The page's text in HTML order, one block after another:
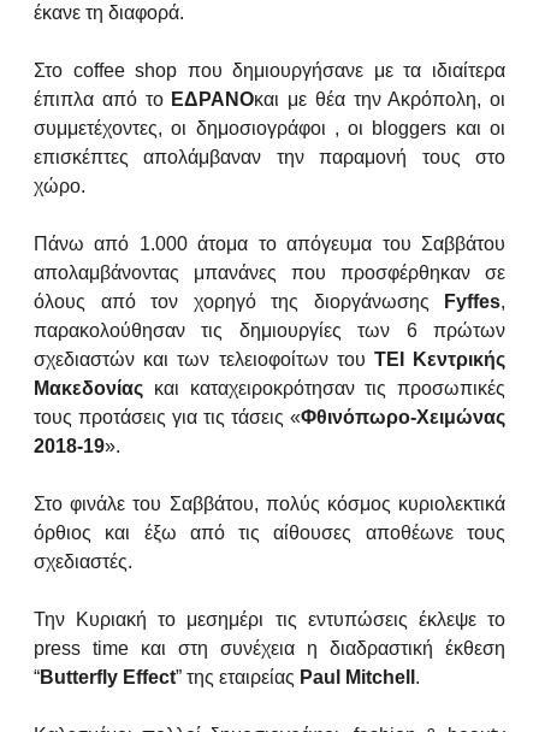
έκανε τη διαφορά.
Στο coffee shop που δημιουργήσανε με τα ιδιαίτερα
έπιπλα από το ΕΔΡΑΝΟκαι με θέα την Ακρόπολη, οι
συμμετέχοντες, οι δημοσιογράφοι , οι bloggers και οι
επισκέπτες απολάμβαναν την παραμονή τους στο
χώρο.
Πάνω από 1.000 άτομα το απόγευμα του Σαββάτου
απολαμβάνοντας μπανάνες που προσφέρθηκαν σε
όλους από τον χορηγό της διοργάνωσης
Fyffes,
παρακολούθησαν τις δημιουργίες των 6 πρώτων
σχεδιαστών και των τελειοφοίτων του ΤΕΙ Κεντρικής
Μακεδονίας και καταχειροκρότησαν τις προσωπικές
τους προτάσεις για τις τάσεις «Φθινόπωρο-Χειμώνας
2018-19».
Στο φινάλε του Σαββάτου, πολύς κόσμος κυριολεκτικά
όρθιος και έξω από τις αίθουσες αποθέωνε τους
σχεδιαστές.
Την Κυριακή το μεσημέρι τις εντυπώσεις έκλεψε το
press time και στη συνέχεια η διαδραστική έκθεση
“Butterfly Effect” της εταιρείας Paul Mitchell .